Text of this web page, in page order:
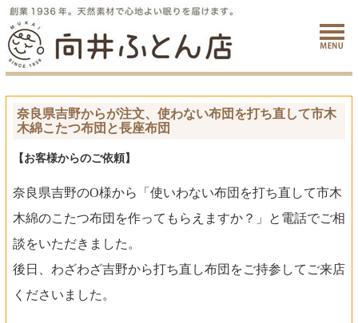
奈良県吉野からが注文、使わない布団を打ち直して市木
木綿こたつ布団と長座布団
【お客様からのご依頼】
奈良県吉野のO様から「使いわない布団を打ち直して市木
木綿のこたつ布団を作ってもらえますか？」と電話でご相
談をいただきました。
後日、わざわざ吉野から打ち直し布団をご持参してご来店
くださいました。